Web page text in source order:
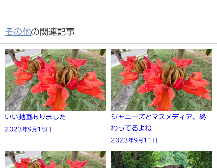
その他の関連記事
いい動画ありました
2023年9月15日
ジャニーズとマスメディア、終
わってるよね
2023年9月11日